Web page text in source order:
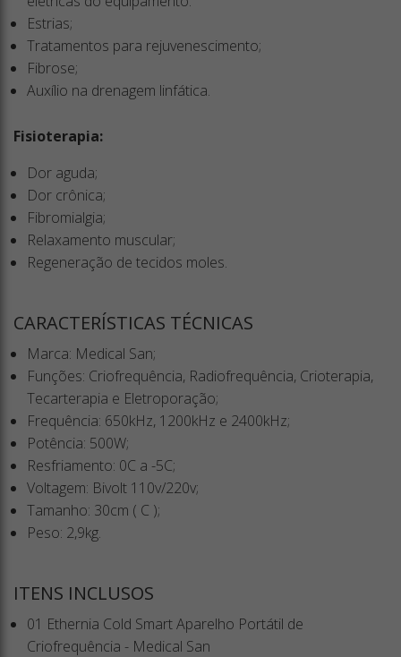
Estrias;
Tratamentos para rejuvenescimento;
Fibrose;
Auxílio na drenagem linfática.
Fisioterapia:
Dor aguda;
Dor crônica;
Fibromialgia;
Relaxamento muscular;
Regeneração de tecidos moles.
CARACTERÍSTICAS TÉCNICAS
Marca: Medical San;
Funções: Criofrequência, Radiofrequência, Crioterapia,
Tecarterapia e Eletroporação;
Frequência: 650kHz, 1200kHz e 2400kHz;
Potência: 500W;
Resfriamento: 0C a -5C;
Voltagem: Bivolt 110v/220v;
Tamanho: 30cm ( C );
Peso: 2,9kg.
ITENS INCLUSOS
01 Ethernia Cold Smart Aparelho Portátil de
Criofrequência - Medical San